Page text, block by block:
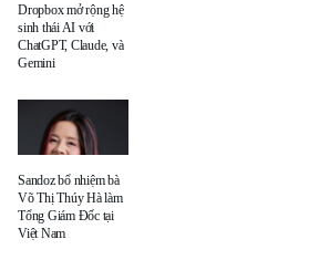
Dropbox mở rộng hệ
sinh thái AI với
ChatGPT, Claude, và
Gemini
Sandoz bổ nhiệm bà
Võ Thị Thúy Hà làm
Tổng Giám Đốc tại
Việt Nam